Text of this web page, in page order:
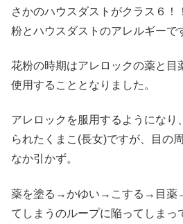
さかのハウスダストがクラス６！
粉とハウスダストのアレルギー
花粉の時期はアレロックの薬と目
使用することとなりました。
アレロックを服用するようになり
られたくまこ(長女)ですが、目の
なか引かず。
薬を塗る→かゆい→こする→目薬→
てしまうのループに陥ってしまっ